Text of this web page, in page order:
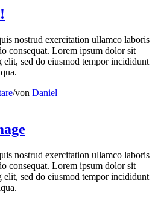
nostrud exercitation ullamco laboris
consequat. Lorem ipsum dolor sit
elit, sed do eiusmod tempor incididunt
/von Daniel
nostrud exercitation ullamco laboris
consequat. Lorem ipsum dolor sit
elit, sed do eiusmod tempor incididunt